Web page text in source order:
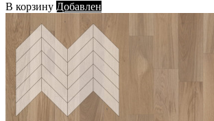
В корзину Добавлен